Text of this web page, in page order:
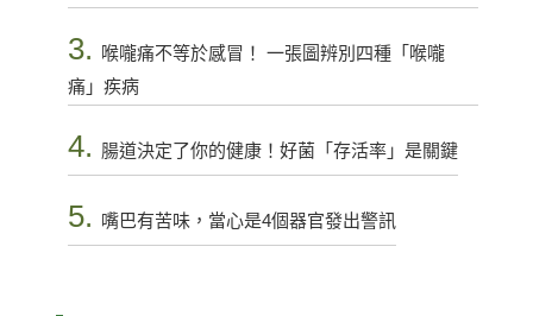
3.
喉嚨痛不等於感冒！ 一張圖辨別四種「喉嚨
痛」疾病
4. 腸道決定了你的健康！好菌「存活率」是關鍵
5. 嘴巴有苦味，當心是4個器官發出警訊